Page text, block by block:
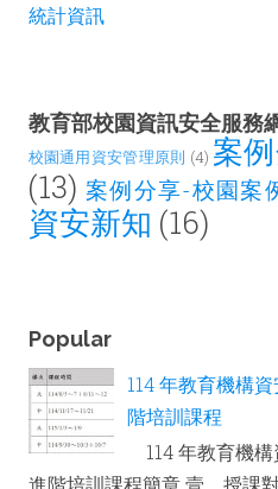
統計資訊
教育部校園資訊安全服務
校園通用資安管理原則 (4) 案
(13) 案例分享-校園案
資安新知 (16)
Popular
114 年教育機構
階培訓課程
114 年教育機
進階培訓課程簡章 壹、授課